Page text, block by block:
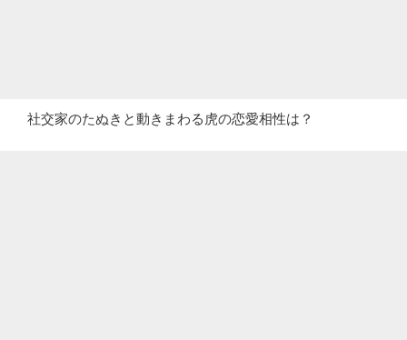
社交家のたぬきと動きまわる虎の恋愛相性は？